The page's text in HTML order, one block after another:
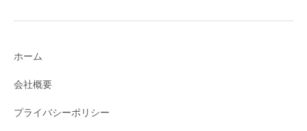
ホーム
会社概要
プライバシーポリシー